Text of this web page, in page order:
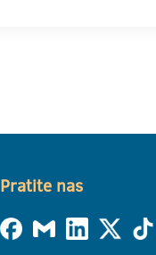
Pratite nas